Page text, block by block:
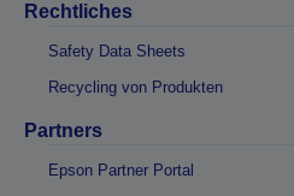
Rechtliches
Safety Data Sheets
Recycling von Produkten
Partners
Epson Partner Portal